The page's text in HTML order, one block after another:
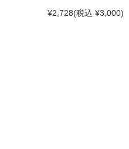
¥2,728(税込 ¥3,000)